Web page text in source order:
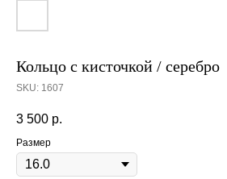
Кольцо с кисточкой / серебро
SKU: 1607
3 500 р.
Размер